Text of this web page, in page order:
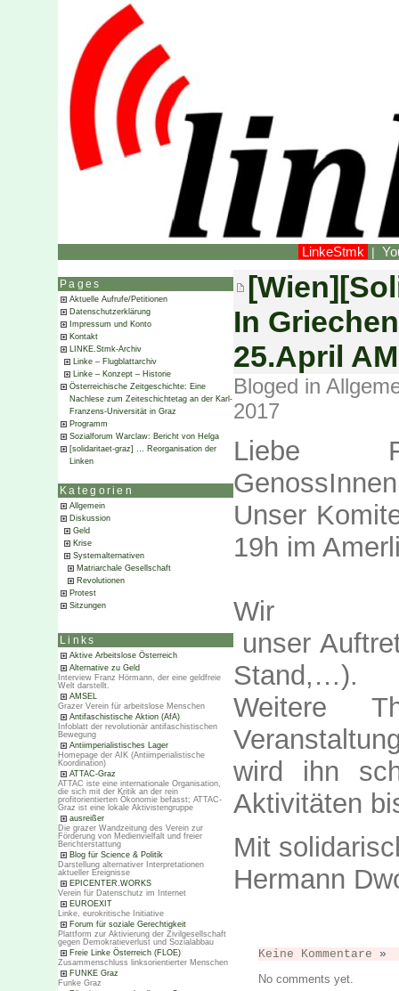
LinkeStmk |
Pages
Aktuelle Aufrufe/Petitionen
Datenschutzerklärung
Impressum und Konto
Kontakt
LINKE.Stmk-Archiv
Linke – Flugblattarchiv
Linke – Konzept – Historie
Österreichische Zeitgeschichte: Eine
Nachlese zum Zeiteschichtetag an der Karl-
Franzens-Universität in Graz
Programm
Sozialforum Warclaw: Bericht von Helga
[solidaritaet-graz] … Reorganisation der
Linken
Kategorien
Allgemein
Diskussion
Geld
Krise
Systemalternativen
Matriarchale Gesellschaft
Revolutionen
Protest
Sitzungen
Links
Aktive Arbeitslose Österreich
Alternative zu Geld
Interview Franz Hörmann, der eine geldfreie
Welt darstellt.
AMSEL
Grazer Verein für arbeitslose Menschen
Antifaschistische Aktion (AfA)
Infoblatt der revolutionär antifaschistischen
Bewegung
Antiimperialistisches Lager
Homepage der AIK (Antiimperialistische
Koordination)
ATTAC-Graz
ATTAC iste eine internationale Organisation,
die sich mit der Kritik an der rein
profitorientierten Ökonomie befasst; ATTAC-
Graz ist eine lokale Aktivistengruppe
ausreißer
Die grazer Wandzeitung des Verein zur
Förderung von Medienvielfalt und freier
Berichterstattung
Blog für Science & Politik
Darstellung alternativer Interpretationen
aktueller Ereignisse
EPICENTER.WORKS
Verein für Datenschutz im Internet
EUROEXIT
Linke, eurokritische Initiative
Forum für soziale Gerechtigkeit
Plattform zur Aktivierung der Zivilgesellschaft
gegen Demokratieverlust und Sozialabbau
Freie Linke Österreich (FLOE)
Zusammenschluss linksorientierter Menschen
FUNKE Graz
Funke Graz
In
25.April
Bloged in
2017
Liebe
Unser
19h im
Wir
unser
Stand,…).
Weitere
wird ihn
Aktivitäten
Mit
Hermann
Keine Kommentare »
No comments yet.